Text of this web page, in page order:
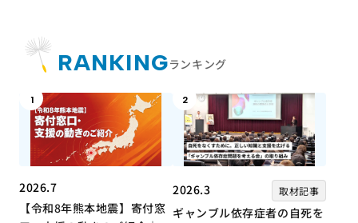
RANKINGランキング
1
2026.7
【令和8年熊本地震】寄付窓
2
2026.3 取材記事
ギャンブル依存症者の自死を